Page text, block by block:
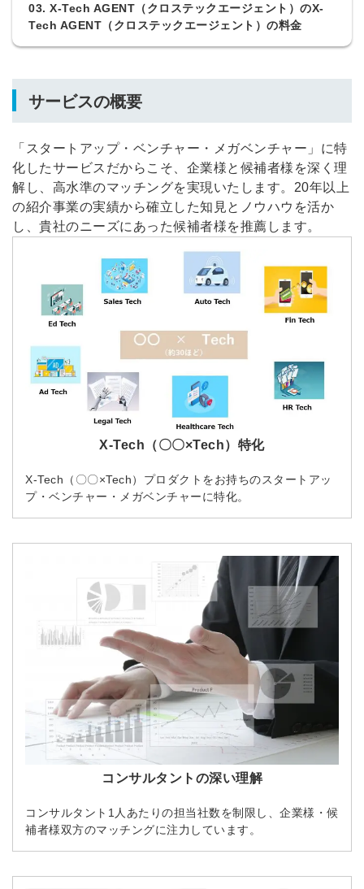
03. X-Tech AGENT（クロステックエージェント）のX-
Tech AGENT（クロステックエージェント）の料金
サービスの概要
「スタートアップ・ベンチャー・メガベンチャー」に特
化したサービスだからこそ、企業様と候補者様を深く理
解し、高水準のマッチングを実現いたします。20年以上
の紹介事業の実績から確立した知見とノウハウを活か
し、貴社のニーズにあった候補者様を推薦します。
X-Tech（〇〇×Tech）特化
X-Tech（〇〇×Tech）プロダクトをお持ちのスタートアッ
プ・ベンチャー・メガベンチャーに特化。
コンサルタントの深い理解
コンサルタント1人あたりの担当社数を制限し、企業様・候
補者様双方のマッチングに注力しています。